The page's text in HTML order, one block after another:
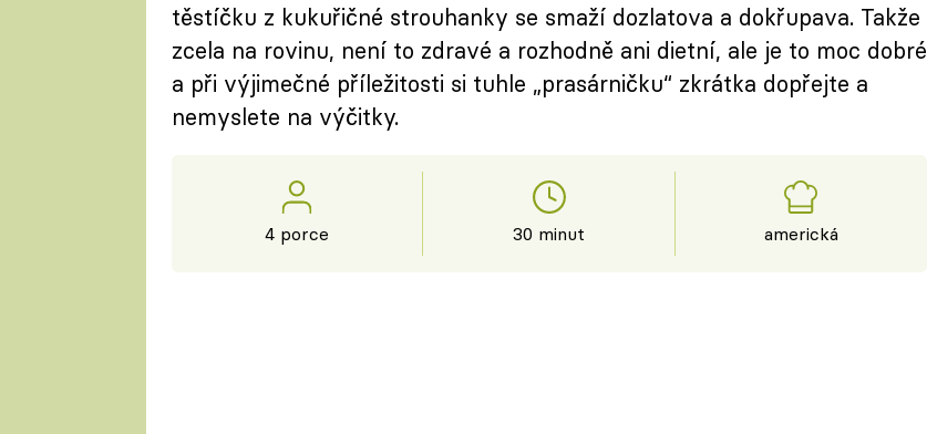
těstíčku z kukuřičné strouhanky se smaží dozlatova a dokřupava. Takže
zcela na rovinu, není to zdravé a rozhodně ani dietní, ale je to moc dobré
a při výjimečné příležitosti si tuhle „prasárničku“ zkrátka dopřejte a
nemyslete na výčitky.
4 porce 30 minut americká